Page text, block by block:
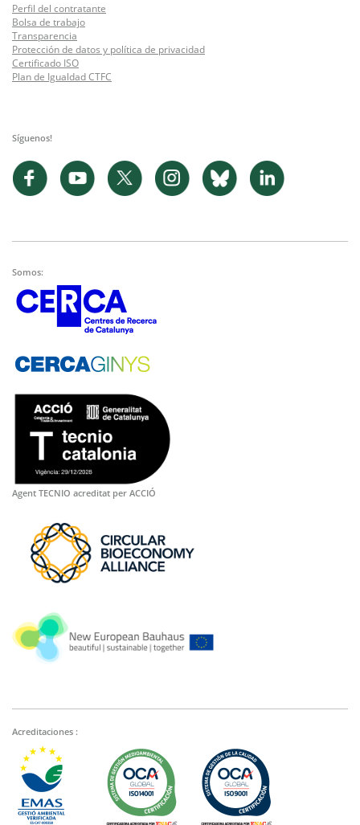
Perfil del contratante
Bolsa de trabajo
Transparencia
Protección de datos y política de privacidad
Certificado ISO
Plan de Igualdad CTFC
Síguenos!
Somos:
Agent TECNIO acreditat per ACCIÓ
Acreditaciones :